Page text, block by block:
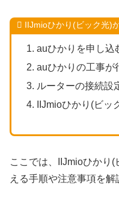
IIJmioひかり(ビック光)
auひかりを申し込
auひかりの工事が
ルーターの接続設
IIJmioひかり(ビッ
ここでは、IIJmioひかり
える手順や注意事項を解